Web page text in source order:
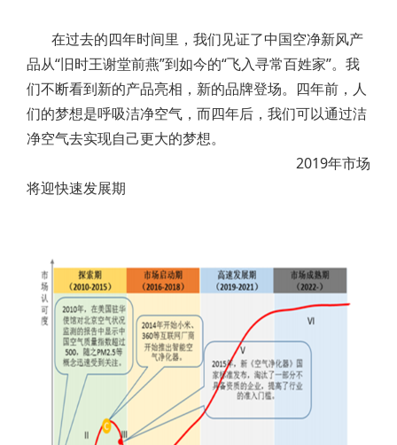
在过去的四年时间里，我们见证了中国空净新风产
品从“旧时王谢堂前燕”到如今的“飞入寻常百姓家”。我
们不断看到新的产品亮相，新的品牌登场。四年前，人
们的梦想是呼吸洁净空气，而四年后，我们可以通过洁
净空气去实现自己更大的梦想。
2019年市场
将迎快速发展期